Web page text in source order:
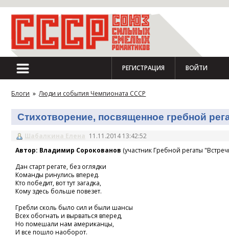
РЕГИСТРАЦИЯ ВОЙТИ
Блоги » Люди и события Чемпионата СССР
Стихотворение, посвященное гребной
Шабалкина Елена 11.11.2014 13:42:52
Автор: Владимир Сорокованов (участник Гребной регаты
Дан старт регате, без оглядки
Команды ринулись вперед.
Кто победит, вот тут загадка,
Кому здесь больше повезет.
Гребли сколь было сил и были шансы
Всех обогнать и вырваться вперед,
Но помешали нам американцы,
И все пошло наоборот.